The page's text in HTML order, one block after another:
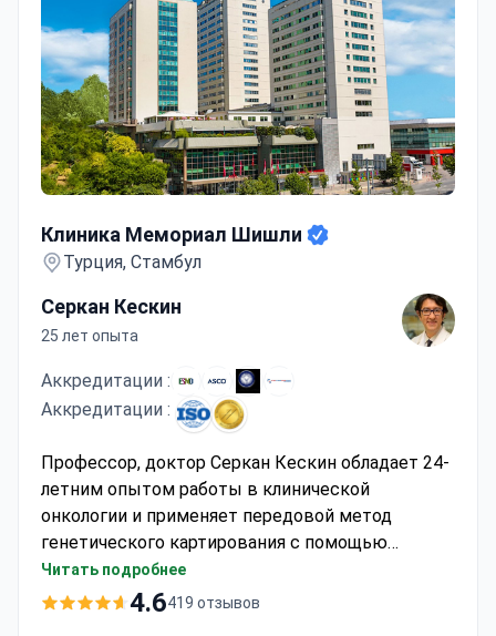
Клиника Мемориал Шишли
Турция, Стамбул
Серкан Кескин
25 лет опыта
Аккредитации :
Аккредитации :
Профессор, доктор Серкан Кескин обладает 24-
летним опытом работы в клинической
онкологии и применяет передовой метод
генетического картирования с помощью
анализа NGS. Программа химиотерапии из 6
циклов может стоить около 14 200 долларов
Читать подробнее
4.6419 отзывов